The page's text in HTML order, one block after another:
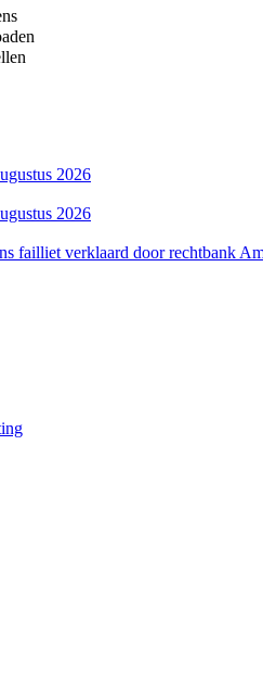
2026
2026
failliet verklaard door rechtbank